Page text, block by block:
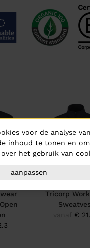
Tricorp
€
voor de analyse
inhoud te tonen en
het gebruik van
aanpassen